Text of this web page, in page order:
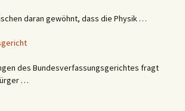
daran gewöhnt, dass die Physik …
des Bundesverfassungsgerichtes fragt
…